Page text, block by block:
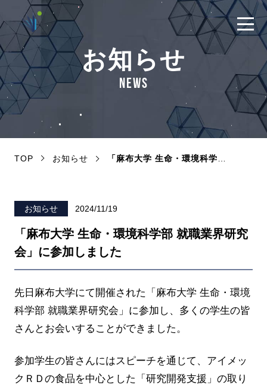
お知らせ
NEWS
TOP お知らせ 「麻布大学 生命・環境科学部 就職業界研究会」に参加しました
お知らせ 2024/11/19
「麻布大学 生命・環境科学部 就職業界研究
会」に参加しました
先日麻布大学にて開催された「麻布大学 生命・環境
科学部 就職業界研究会」に参加し、多くの学生の皆
さんとお会いすることができました。
参加学生の皆さんにはスピーチを通じて、アイメッ
クＲＤの食品を中心とした「研究開発支援」の取り